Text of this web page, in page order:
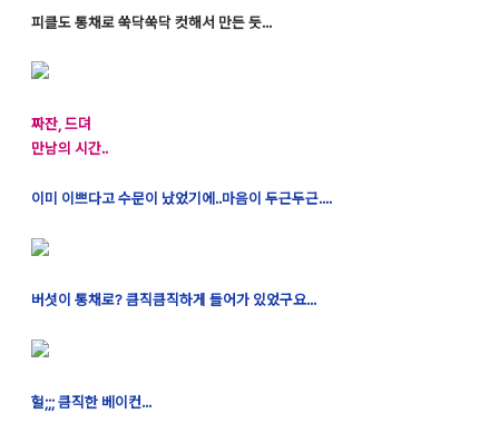
피클도 통채로 쑥닥쑥닥 컷해서 만든 듯...
짜잔, 드뎌
만남의 시간..
이미 이쁘다고 수문이 났었기에..마음이 두근두근....
버섯이 통채로? 큼직큼직하게 들어가 있었구요...
헐;;; 큼직한 베이컨...